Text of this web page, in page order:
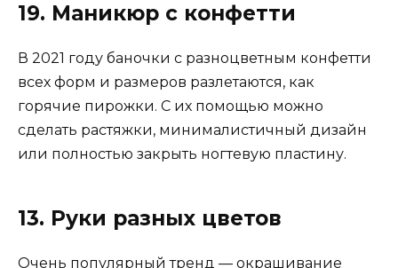
19. Маникюр с конфетти
В 2021 году баночки с разноцветным конфетти
всех форм и размеров разлетаются, как
горячие пирожки. С их помощью можно
сделать растяжки, минималистичный дизайн
или полностью закрыть ногтевую пластину.
13. Руки разных цветов
Очень популярный тренд — окрашивание